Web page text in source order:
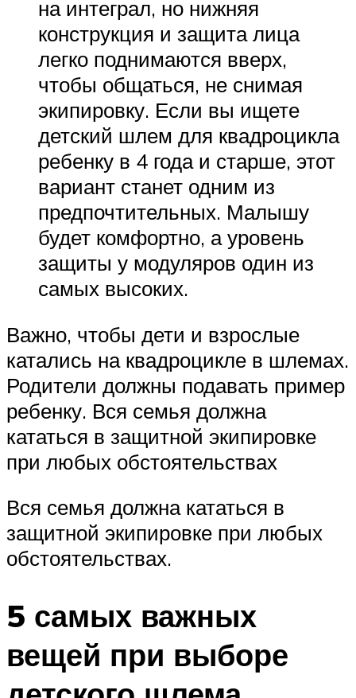
на интеграл, но нижняя
конструкция и защита лица
легко поднимаются вверх,
чтобы общаться, не снимая
экипировку. Если вы ищете
детский шлем для квадроцикла
ребенку в 4 года и старше, этот
вариант станет одним из
предпочтительных. Малышу
будет комфортно, а уровень
защиты у модуляров один из
самых высоких.
Важно, чтобы дети и взрослые
катались на квадроцикле в шлемах.
Родители должны подавать пример
ребенку. Вся семья должна
кататься в защитной экипировке
при любых обстоятельствах
Вся семья должна кататься в
защитной экипировке при любых
обстоятельствах.
5 самых важных
вещей при выборе